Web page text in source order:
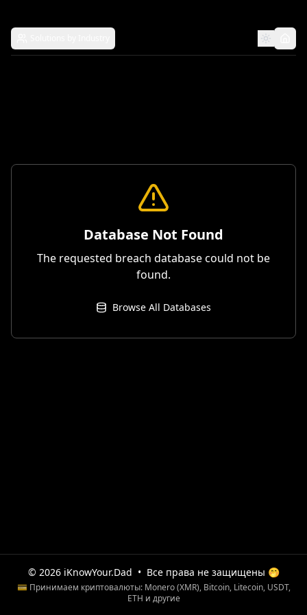
Database Not Found
The requested breach database could not be
found.
Browse All Databases
© 2026 iKnowYour.Dad • Все права не защищены 🤭
💳 Принимаем криптовалюты: Monero (XMR), Bitcoin, Litecoin, USDT,
ETH и другие